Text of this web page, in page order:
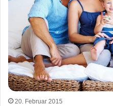
20. Februar 2015